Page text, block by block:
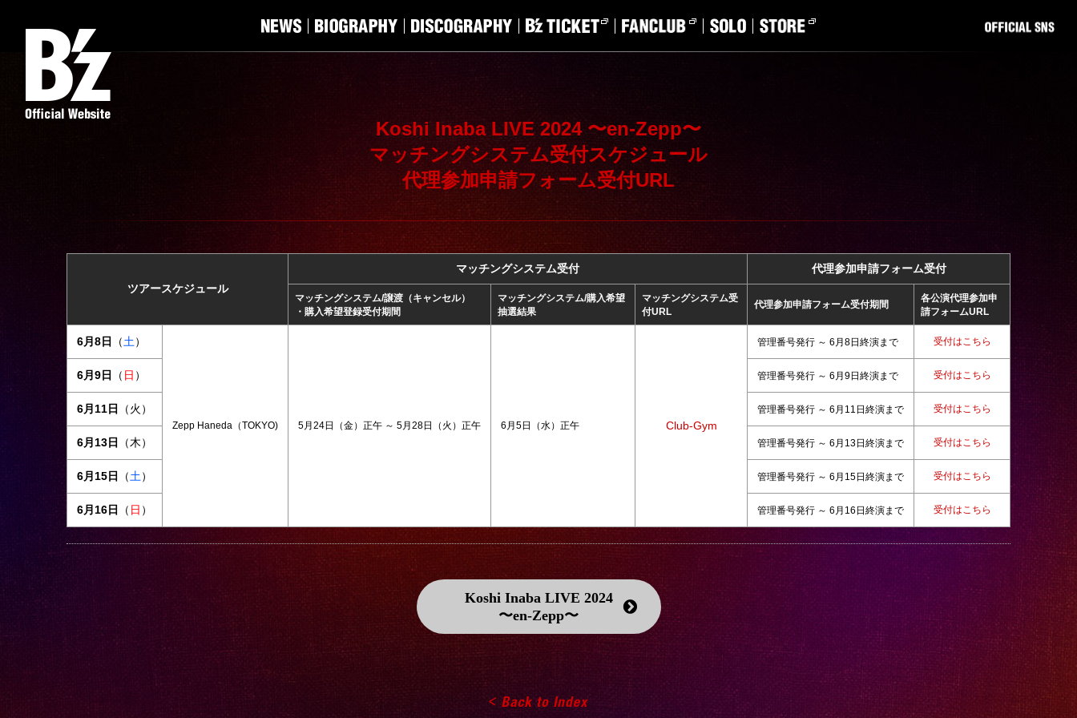
Koshi Inaba LIVE 2024 〜en-Zepp〜
マッチングシステム受付スケジュール
代理参加申請フォーム受付URL
ツアースケジュール
マッチングシステム受付 代理参加申請フォーム受付
マッチングシステム/譲渡（キャンセル）
・購入希望登録受付期間
マッチングシステム/購入希望
抽選結果
マッチングシステム受
付URL
代理参加申請フォーム受付期間
各公演代理参加申
請フォームURL
6月8日 （土）
Zepp Haneda（TOKYO) 5月24日（金）正午 ～ 5月28日（火）正午 6月5日（水）正午 Club-Gym
管理番号発行 ～ 6月8日終演まで 受付はこちら
6月9日 （ 日 ） 管理番号発行 ～ 6月9日終演まで 受付はこちら
6月11日 （火 ） 管理番号発行 ～ 6月11日終演まで 受付はこちら
6月13日 （木） 管理番号発行 ～ 6月13日終演まで 受付はこちら
6月15日 （土） 管理番号発行 ～ 6月15日終演まで 受付はこちら
6月16日 （ 日 ） 管理番号発行 ～ 6月16日終演まで 受付はこちら
Koshi Inaba LIVE 2024
〜en-Zepp〜